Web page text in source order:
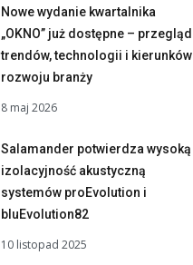
Nowe wydanie kwartalnika
„OKNO” już dostępne – przegląd
trendów, technologii i kierunków
rozwoju branży
8 maj 2026
Salamander potwierdza wysoką
izolacyjność akustyczną
systemów proEvolution i
bluEvolution82
10 listopad 2025